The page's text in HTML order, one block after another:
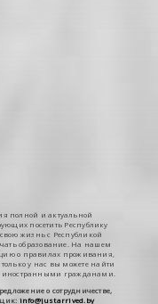
полной и актуальной
посетить Республику
свою жизнь с Республикой
образование. На нашем
о правилах проживания,
у нас вы можете найти
иностранными гражданами.
о сотрудничестве,
info@justarrived.by